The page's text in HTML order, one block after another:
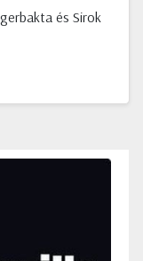
és Sirok